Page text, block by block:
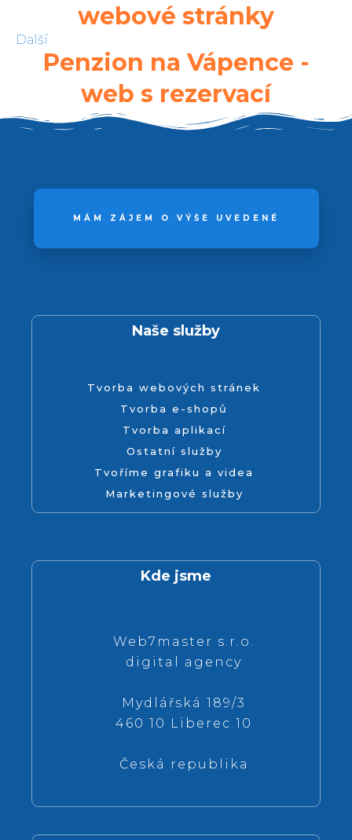
webové stránky
Další
Penzion na Vápence -
web s rezervací
MÁM ZÁJEM O VÝŠE UVEDENÉ
Naše služby
Tvorba webových stránek
Tvorba e-shopů
Tvorba aplikací
Ostatní služby
Tvoříme grafiku a videa
Marketingové služby
Kde jsme
Web7master s.r.o.
digital agency
Mydlářská 189/3
460 10 Liberec 10
Česká republika